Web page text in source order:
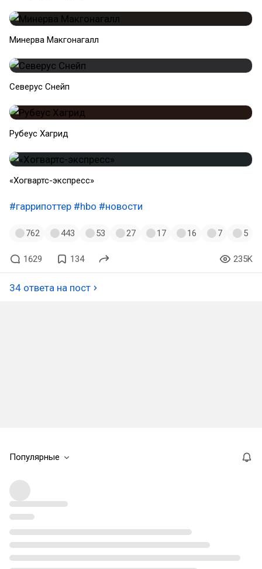
Минерва Макгонагалл
Северус Снейп
Рубеус Хагрид
«Хогвартс-экспресс»
#гаррипоттер #hbo #новости
762 443 53 27 17 16 7 5
1629 134 235K
34 ответа на пост
Популярные